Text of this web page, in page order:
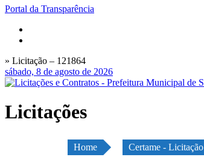
Portal da Transparência
» Licitação – 121864
sábado, 8 de agosto de 2026
Licitações
Home Certame - Licitação